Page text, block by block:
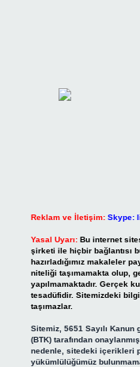
Reklam ve İletişim: Skype:
Yasal Uyarı: Bu internet
şirketi ile hiçbir bağlantısı
hazırladığımız makaleler
niteliği taşımamakta olup,
yapılmamaktadır. Gerçek
tesadüfidir. Sitemizdeki
taşımazlar.
Sitemiz, 5651 Sayılı
(BTK) tarafından
nedenle, sitedeki içerikleri
yükümlülüğümüz